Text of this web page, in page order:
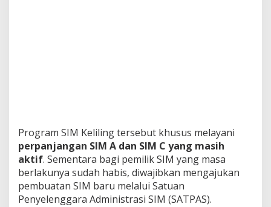
Program SIM Keliling tersebut khusus melayani
perpanjangan SIM A dan SIM C yang masih
aktif. Sementara bagi pemilik SIM yang masa
berlakunya sudah habis, diwajibkan mengajukan
pembuatan SIM baru melalui Satuan
Penyelenggara Administrasi SIM (SATPAS).